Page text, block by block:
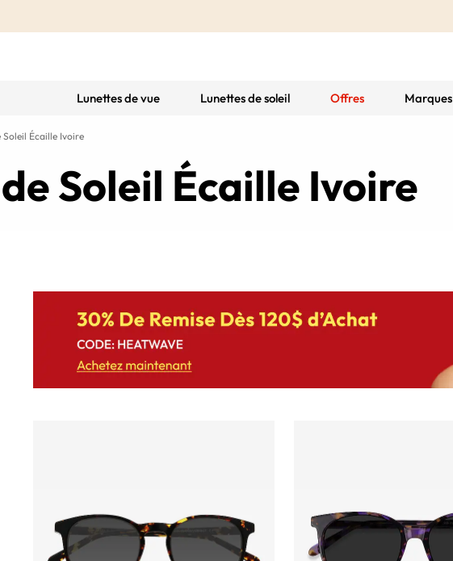
Lunettes de vue Lunettes de soleil Offres Marques
Soleil Écaille Ivoire
Soleil Écaille Ivoire